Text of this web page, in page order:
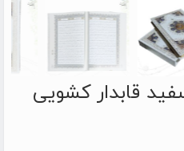
قابدار کشویی